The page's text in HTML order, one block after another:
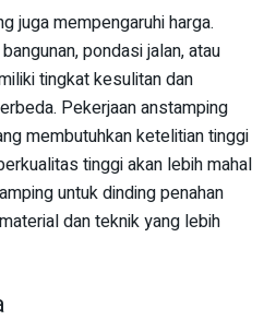
juga mempengaruhi harga.
pondasi jalan, atau
tingkat kesulitan dan
Pekerjaan anstamping
membutuhkan ketelitian tinggi
tinggi akan lebih mahal
untuk dinding penahan
dan teknik yang lebih